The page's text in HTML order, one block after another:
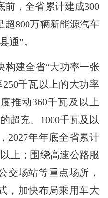
前，全省累计建成300
超800万辆新能源汽车
通”。
构建全省“大功率一张
千瓦以上的大功率
推动360千瓦及以上
超充、1000千瓦及以
2027年年底全省累计
上；围绕高速公路服
交场站等重点场所，
，加快布局乘用车大